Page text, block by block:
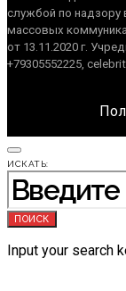
службой по надзору
массовых
от 13.11.2020 г.
+79305552225,
ИСКАТЬ:
ПОИСК
Input your search